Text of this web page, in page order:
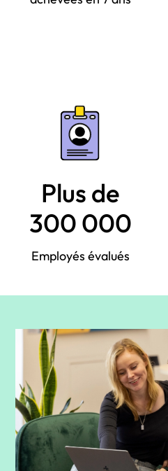
Plus de
300 000
Employés évalués